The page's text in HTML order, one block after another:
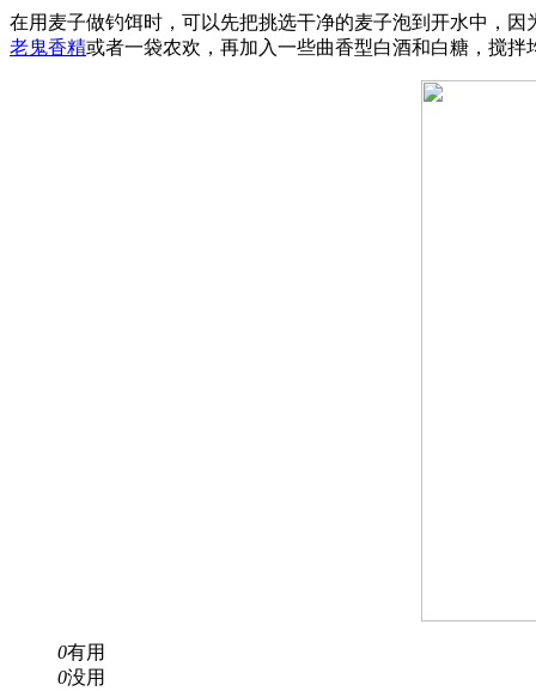
在用麦子做钓饵时，可以先把挑选干净的麦子泡到开水中，
老鬼香精或者一袋农欢，再加入一些曲香型白酒和白糖，搅拌
0有用
0没用